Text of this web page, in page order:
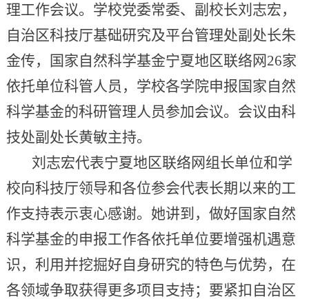
理工作会议。学校党委常委、副校长刘志宏，
自治区科技厅基础研究及平台管理处副处长朱
金传，国家自然科学基金宁夏地区联络网26家
依托单位科管人员，学校各学院申报国家自然
科学基金的科研管理人员参加会议。会议由科
技处副处长黄敏主持。
刘志宏代表宁夏地区联络网组长单位和学
校向科技厅领导和各位参会代表长期以来的工
作支持表示衷心感谢。她讲到，做好国家自然
科学基金的申报工作各依托单位要增强机遇意
识，利用并挖掘好自身研究的特色与优势，在
各领域争取获得更多项目支持；要紧扣自治区